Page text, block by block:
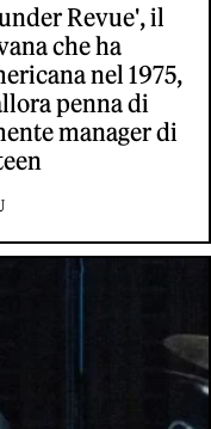
Revue', il
che ha
nel 1975,
penna di
manager di